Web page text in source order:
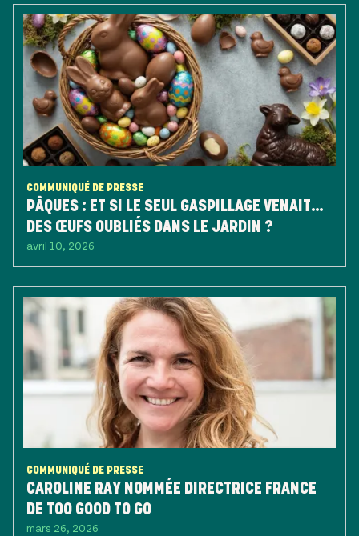
COMMUNIQUÉ DE PRESSE
PÂQUES : ET SI LE SEUL GASPILLAGE VENAIT…
DES ŒUFS OUBLIÉS DANS LE JARDIN ?
avril 10, 2026
COMMUNIQUÉ DE PRESSE
CAROLINE RAY NOMMÉE DIRECTRICE FRANCE
DE TOO GOOD TO GO
mars 26, 2026